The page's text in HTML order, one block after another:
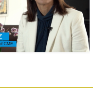
Recomendaciones
– Alejandro
Martínez